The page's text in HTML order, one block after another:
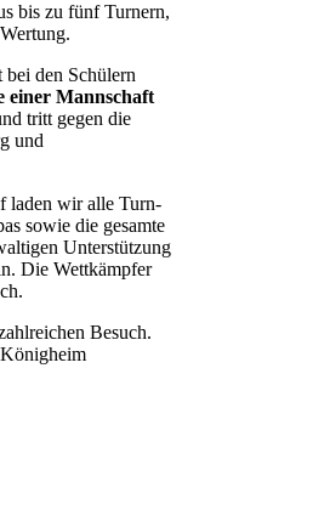
bis zu fünf Turnern,
bei den Schülern
einer Mannschaft
tritt gegen die
und
laden wir alle Turn-
sowie die gesamte
Unterstützung
Die Wettkämpfer
Besuch.